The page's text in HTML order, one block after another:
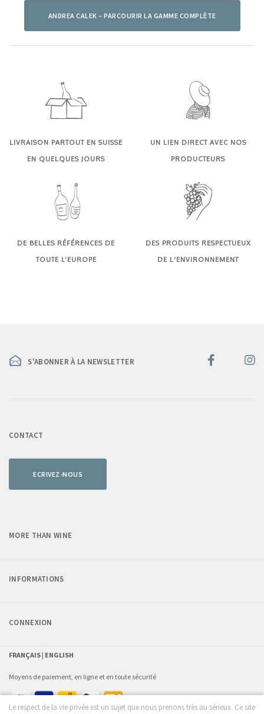
ANDREA CALEK – PARCOURIR LA GAMME COMPLÈTE
LIVRAISON PARTOUT EN SUISSE
EN QUELQUES JOURS
UN LIEN DIRECT AVEC NOS
PRODUCTEURS
DE BELLES RÉFÉRENCES DE
TOUTE L’EUROPE
DES PRODUITS RESPECTUEUX
DE L'ENVIRONNEMENT
S'ABONNER À LA NEWSLETTER
CONTACT
ECRIVEZ-NOUS
MORE THAN WINE
INFORMATIONS
CONNEXION
FRANÇAIS | ENGLISH
Moyens de paiement, en ligne et en toute sécurité
Le respect de la vie privée est un sujet que nous prenons très au sérieux. Ce site